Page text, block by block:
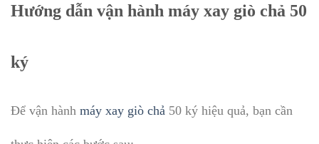
Hướng dẫn vận hành máy xay giò chả 50
ký
Để vận hành máy xay giò chả 50 ký hiệu quả, bạn cần